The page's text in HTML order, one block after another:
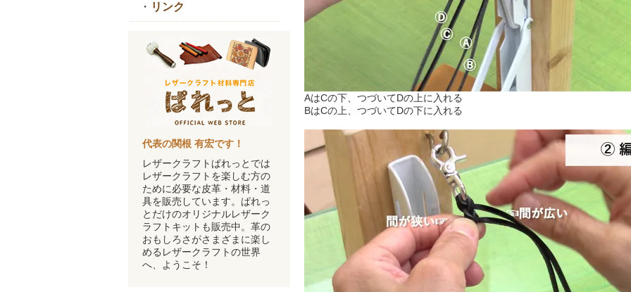
AはCの下、つづいてDの上に入れる
BはCの上、つづいてDの下に入れる
・ リンク
代表の関根 有宏です！
レザークラフトぱれっとでは
レザークラフトを楽しむ方の
ために必要な皮革・材料・道
具を販売しています。ぱれっ
とだけのオリジナルレザーク
ラフトキットも販売中。革の
おもしろさがさまざまに楽し
めるレザークラフトの世界
へ、ようこそ！